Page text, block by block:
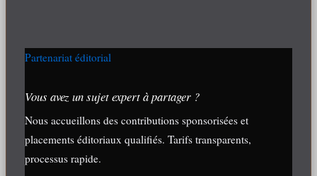
Partenariat éditorial
Vous avez un sujet expert à partager ?
Nous accueillons des contributions sponsorisées et
placements éditoriaux qualifiés. Tarifs transparents,
processus rapide.